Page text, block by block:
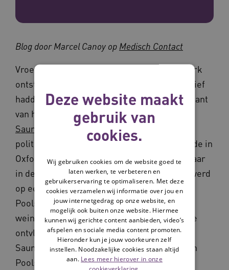
Blog door Marcel Canoy op Medisch Contact
Vroeger waren hospices vooral vanuit de kerk
ontstaan voor armen die geen goed alternatief
hadden. De oprichtster van de moderne variant
van het hospice isDame Cicely Mary Strode
Saunders
, een opmerkelijke vrouw die
politicologie, economie en filosofie studeerde in
Oxford in de jaren 30 van de vorige eeuw, maar
in de oorlog verpleegster werd en verliefd werd
op een terminaal zieke patiënt van haar, een
Pools-Joodse vluchteling die als een van de
weinigen het getto in Warschau had weten te
ontvluchten. Opmerkelijk genoeg werd
Saunders in de jaren 50 weer verliefd op een
Pools-Joodse terminaal zieke patiënt.
Deze website maakt
gebruik van
cookies.
Wij gebruiken cookies om de website goed te
laten werken, te verbeteren en
gebruikerservaring te optimaliseren. Met deze
cookies verzamelen wij informatie over jou en
jouw internetgedrag op onze website, en
mogelijk ook buiten onze website. Hiermee
kunnen wij gerichte content aanbieden, video’s
afspelen en sociale media content promoten.
Hieronder kun je jouw voorkeuren zelf
instellen. Noodzakelijke cookies staan altijd
aan. Lees meer hierover in onze